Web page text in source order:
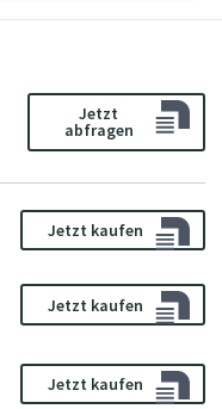
Jetzt
abfragen
Jetzt kaufen
Jetzt kaufen
Jetzt kaufen